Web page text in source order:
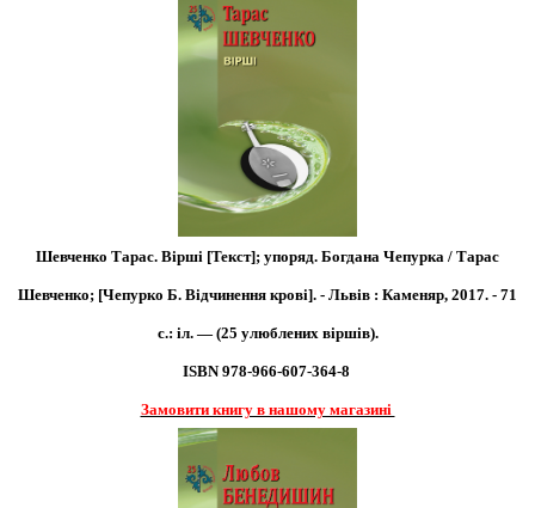
Шевченко Тарас. Вірші [Текст]; упоряд. Богдана Чепурка / Тарас
Шевченко; [Чепурко Б. Відчинення крові]. - Львів : Каменяр, 2017. - 71
с.: іл. — (25 улюблених віршів).
ISBN 978-966-607-364-8
Замовити книгу в нашому магазині